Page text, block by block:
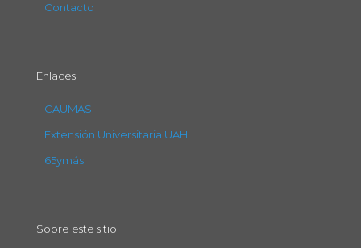
Contacto
Enlaces
CAUMAS
Extensión Universitaria UAH
65ymás
Sobre este sitio